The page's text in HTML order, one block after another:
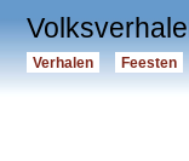
Verhalen Feesten